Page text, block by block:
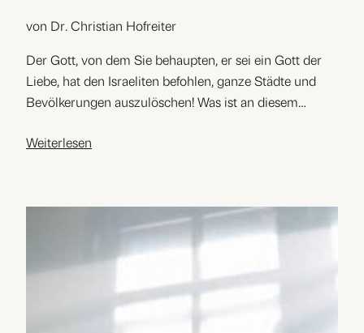
von Dr. Christian Hofreiter
Der Gott, von dem Sie behaupten, er sei ein Gott der
Liebe, hat den Israeliten befohlen, ganze Städte und
Bevölkerungen auszulöschen! Was ist an diesem…
Weiterlesen